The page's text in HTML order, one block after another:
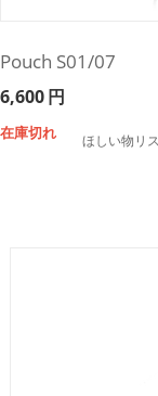
Pouch S01/07
6,600円
在庫切れ ほしい物リ